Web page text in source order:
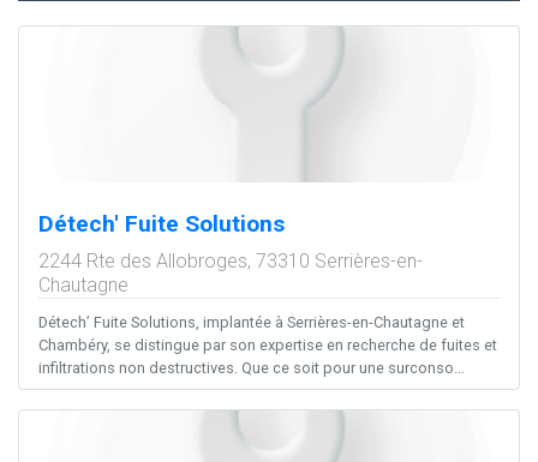
Détech' Fuite Solutions
2244 Rte des Allobroges, 73310 Serrières-en-
Chautagne
Détech’ Fuite Solutions, implantée à Serrières-en-Chautagne et
Chambéry, se distingue par son expertise en recherche de fuites et
infiltrations non destructives. Que ce soit pour une surconso...